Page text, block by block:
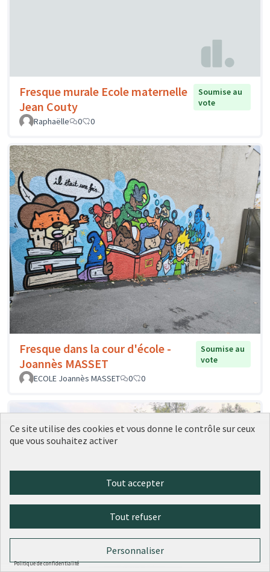
Fresque murale Ecole maternelle
Jean Couty
Soumise au
vote
Raphaëlle
0 0
Fresque dans la cour d'école -
Joannès MASSET
Soumise au
vote
ECOLE Joannès MASSET
0 0
Ce site utilise des cookies et vous donne le contrôle sur ceux
que vous souhaitez activer
Tout accepter
Tout refuser
Personnaliser
Politique de confidentialité